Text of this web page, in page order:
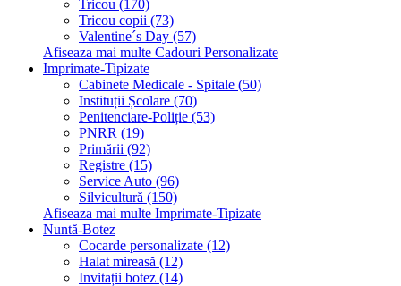
Tricou (170)
Tricou copii (73)
Valentine´s Day (57)
Afiseaza mai multe Cadouri Personalizate
Imprimate-Tipizate
Cabinete Medicale - Spitale (50)
Instituții Școlare (70)
Penitenciare-Poliție (53)
PNRR (19)
Primării (92)
Registre (15)
Service Auto (96)
Silvicultură (150)
Afiseaza mai multe Imprimate-Tipizate
Nuntă-Botez
Cocarde personalizate (12)
Halat mireasă (12)
Invitații botez (14)